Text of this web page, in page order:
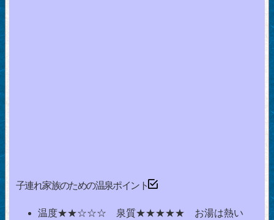
子連れ家族のための温泉ポイント
温度★★☆☆☆ 泉質★★★★★ お湯は熱い